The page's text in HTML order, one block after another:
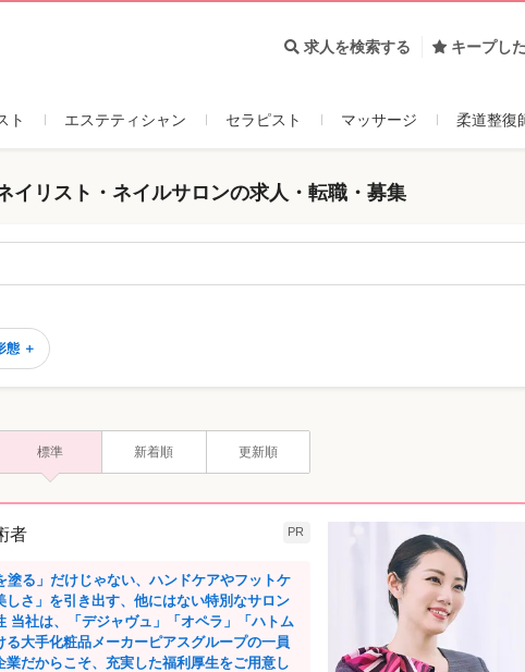
求人を検索する キープし
ト エステティシャン セラピスト マッサージ 柔道整復
イリスト・ネイルサロンの求人・転職・募集
態 ＋
標準 新着順 更新順
者 PR
る」だけじゃない、ハンドケアやフットケ
さ」を引き出す、他にはない特別なサロン
大手化粧品メーカーピアスグループの一員
だからこそ、充実した福利厚生をご用意し